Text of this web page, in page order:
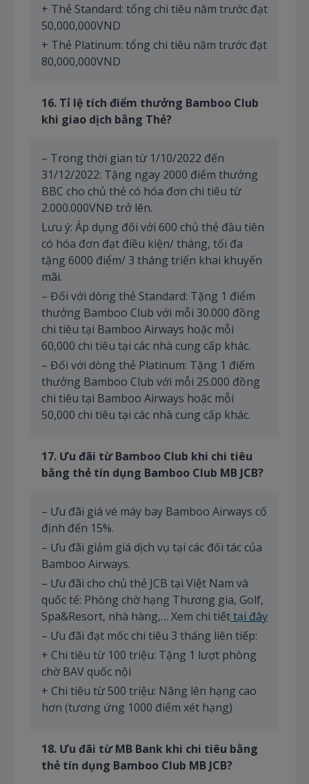
+ Thẻ Standard: tổng chi tiêu năm trước đạt
50,000,000VND
+ Thẻ Platinum: tổng chi tiêu năm trước đạt
80,000,000VND
16. Tỉ lệ tích điểm thưởng Bamboo Club
khi giao dịch bằng Thẻ?
– Trong thời gian từ 1/10/2022 đến
31/12/2022: Tặng ngay 2000 điểm thưởng
BBC cho chủ thẻ có hóa đơn chi tiêu từ
2.000.000VNĐ trở lên.
Lưu ý: Áp dụng đối với 600 chủ thẻ đầu tiên
có hóa đơn đạt điều kiện/ tháng, tối đa
tặng 6000 điểm/ 3 tháng triển khai khuyến
mãi.
– Đối với dòng thẻ Standard: Tặng 1 điểm
thưởng Bamboo Club với mỗi 30.000 đồng
chi tiêu tại Bamboo Airways hoặc mỗi
60,000 chi tiêu tại các nhà cung cấp khác.
– Đối với dòng thẻ Platinum: Tặng 1 điểm
thưởng Bamboo Club với mỗi 25.000 đồng
chi tiêu tại Bamboo Airways hoặc mỗi
50,000 chi tiêu tại các nhà cung cấp khác.
17. Ưu đãi từ Bamboo Club khi chi tiêu
bằng thẻ tín dụng Bamboo Club MB JCB?
– Ưu đãi giá vé máy bay Bamboo Airways cố
định đến 15%.
– Ưu đãi giảm giá dịch vụ tại các đối tác của
Bamboo Airways.
– Ưu đãi cho chủ thẻ JCB tại Việt Nam và
quốc tế: Phòng chờ hạng Thương gia, Golf,
Spa&Resort, nhà hàng,… Xem chi tiếttại đây
– Ưu đãi đạt mốc chi tiêu 3 tháng liên tiếp:
+ Chi tiêu từ 100 triệu: Tặng 1 lượt phòng
chờ BAV quốc nội
+ Chi tiêu từ 500 triệu: Nâng lên hạng cao
hơn (tương ứng 1000 điểm xét hạng)
18. Ưu đãi từ MB Bank khi chi tiêu bằng
thẻ tín dụng Bamboo Club MB JCB?